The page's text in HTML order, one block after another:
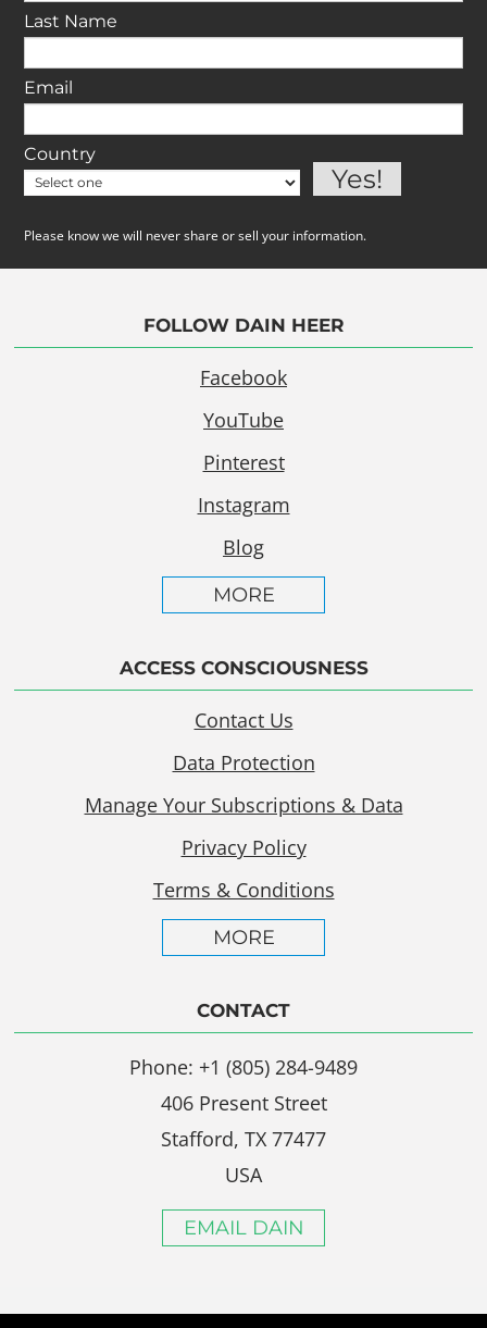
Last Name
Email
Country
Please know we will never share or sell your information.
FOLLOW DAIN HEER
Facebook
YouTube
Pinterest
Instagram
Blog
MORE
ACCESS CONSCIOUSNESS
Contact Us
Data Protection
Manage Your Subscriptions & Data
Privacy Policy
Terms & Conditions
MORE
CONTACT
Phone: +1 (805) 284-9489
406 Present Street
Stafford, TX 77477
USA
EMAIL DAIN